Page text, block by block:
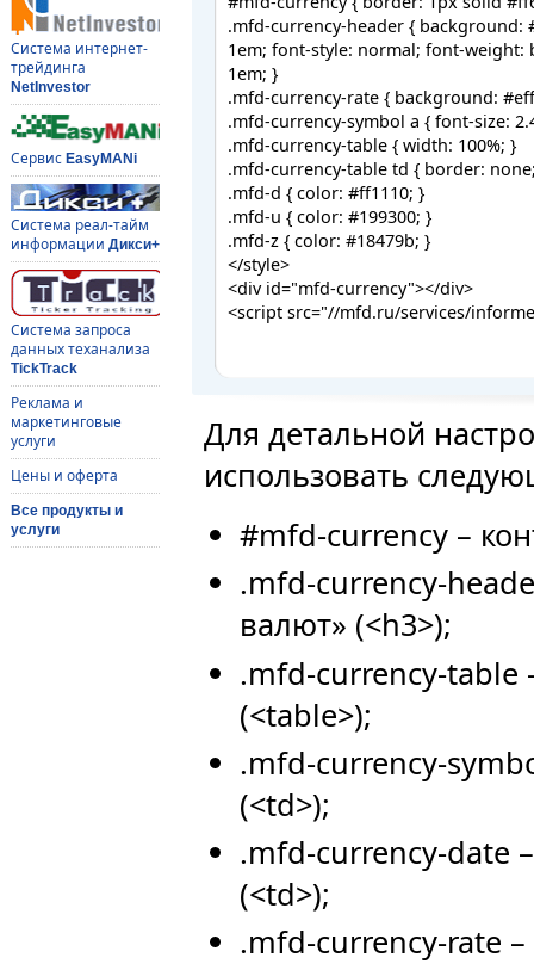
Система интернет-
трейдинга
NetInvestor
Сервис EasyMANi
Система реал-тайм
информации Дикси+
Система запроса
данных теханализа
TickTrack
Реклама и
маркетинговые
услуги
Цены и оферта
Все продукты и
услуги
Для детальной
использовать
#mfd-currency –
.mfd-currency-
валют» (<h3>);
.mfd-currency-table
(<table>);
.mfd-currency-
(<td>);
.mfd-currency-date
(<td>);
.mfd-currency-rate –